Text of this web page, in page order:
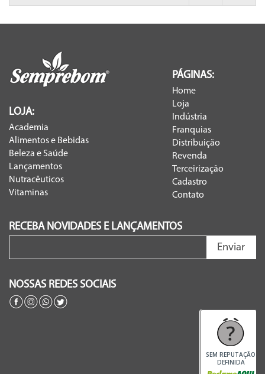
PÁGINAS:
Home
Loja
Indústria
Franquias
Distribuição
Revenda
Terceirização
Cadastro
Contato
LOJA:
Academia
Alimentos e Bebidas
Beleza e Saúde
Lançamentos
Nutracêuticos
Vitaminas
RECEBA NOVIDADES E LANÇAMENTOS
Enviar
NOSSAS REDES SOCIAIS
SEM REPUTAÇÃO
DEFINIDA